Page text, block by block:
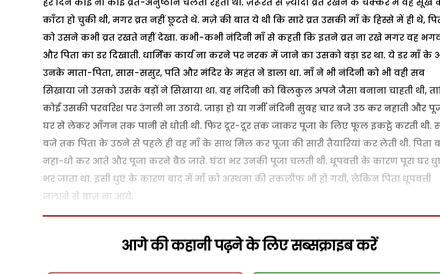
काँटा हो चुकी थी, मगर व्रत नहीं छूटते थे. मज़े की बात ये थी कि सारे व्रत उसकी माँ के हिस्से में ही थे,
को उसने कभी व्रत रखते नहीं देखा. कभी-कभी नंदिनी माँ से कहती कि इतने व्रत ना रखे मगर वह
और पिता का डर दिखाती. धार्मिक कार्य ना करने पर नरक में जाने का उसको बड़ा डर था. ये डर माँ के
उनके माता-पिता, सास-ससुर, पति और मंदिर के महंत ने डाला था. माँ ने भी नंदिनी को भी वही सब
सिखाया जो उसको उसके बड़ों ने सिखाया था. वह नंदिनी को बिलकुल अपने जैसा बनाना चाहती थी,
कोई उसकी परवरिश पर उंगली ना उठाये. जाड़ा हो या गर्मी नंदिनी सुबह चार बजे उठ कर नहाती और
घर से लेकर आँगन तक पानी से धोती थी. फिर दूर-दूर तक जाकर पूजा के लिए फूल इकट्ठे करती थी.
बजे तक पिता के उठने से पहले ही वह माँ के साथ मिल कर पूजा की सारी तैयारियां कर लेती थी. पिता
नहा-धो कर आते और पूजा करने बैठ जाते. घंटा भर उनकी पूजा चलती थी. धूपबत्ती के कारण पूरा घर
भर जाता था. इसी धुएं के कारण बाद में माँ को अस्थमा की तकलीफ भी हो गयी, लेकिन पिता धूपबत्ती
जलाने से बाज़ ना आये.
आगे की कहानी पढ़ने के लिए सब्सक्राइब करें